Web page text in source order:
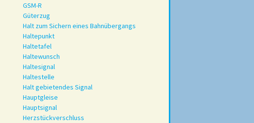
GSM-R
Güterzug
Halt zum Sichern eines Bahnübergangs
Haltepunkt
Haltetafel
Haltewunsch
Haltesignal
Haltestelle
Halt gebietendes Signal
Hauptgleise
Hauptsignal
Herzstückverschluss